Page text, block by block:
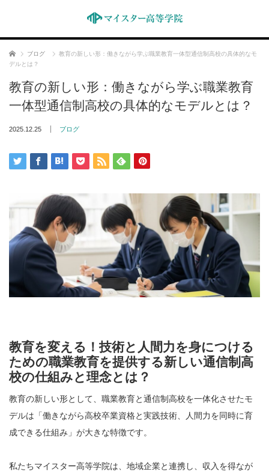
ホーム ブログ
教育の新しい形：働きながら学ぶ職業教育一体型通信制高校の具体的なモ
デルとは？
教育の新しい形：働きながら学ぶ職業教育
一体型通信制高校の具体的なモデルとは？
2025.12.25 ブログ
教育を変える！技術と人間力を身につける
ための職業教育を提供する新しい通信制高
校の仕組みと理念とは？
教育の新しい形として、職業教育と通信制高校を一体化させたモ
デルは「働きながら高校卒業資格と実践技術、人間力を同時に育
成できる仕組み」が大きな特徴です。
私たちマイスター高等学院は、地域企業と連携し、収入を得なが